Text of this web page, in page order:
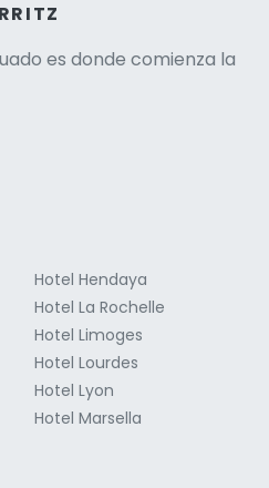
es donde comienza la
Hotel Hendaya
Hotel La Rochelle
Hotel Limoges
Hotel Lourdes
Hotel Lyon
Hotel Marsella